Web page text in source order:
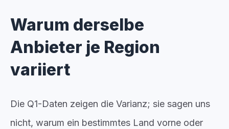
Warum derselbe
Anbieter je Region
variiert
Die Q1-Daten zeigen die Varianz; sie sagen uns
nicht, warum ein bestimmtes Land vorne oder